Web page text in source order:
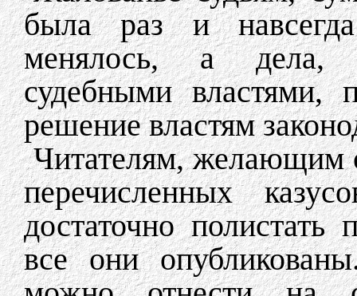
была раз и навсегда
менялось, а дела,
судебными властями,
решение властям
Читателям, желающим
перечисленных
достаточно полистать
все они